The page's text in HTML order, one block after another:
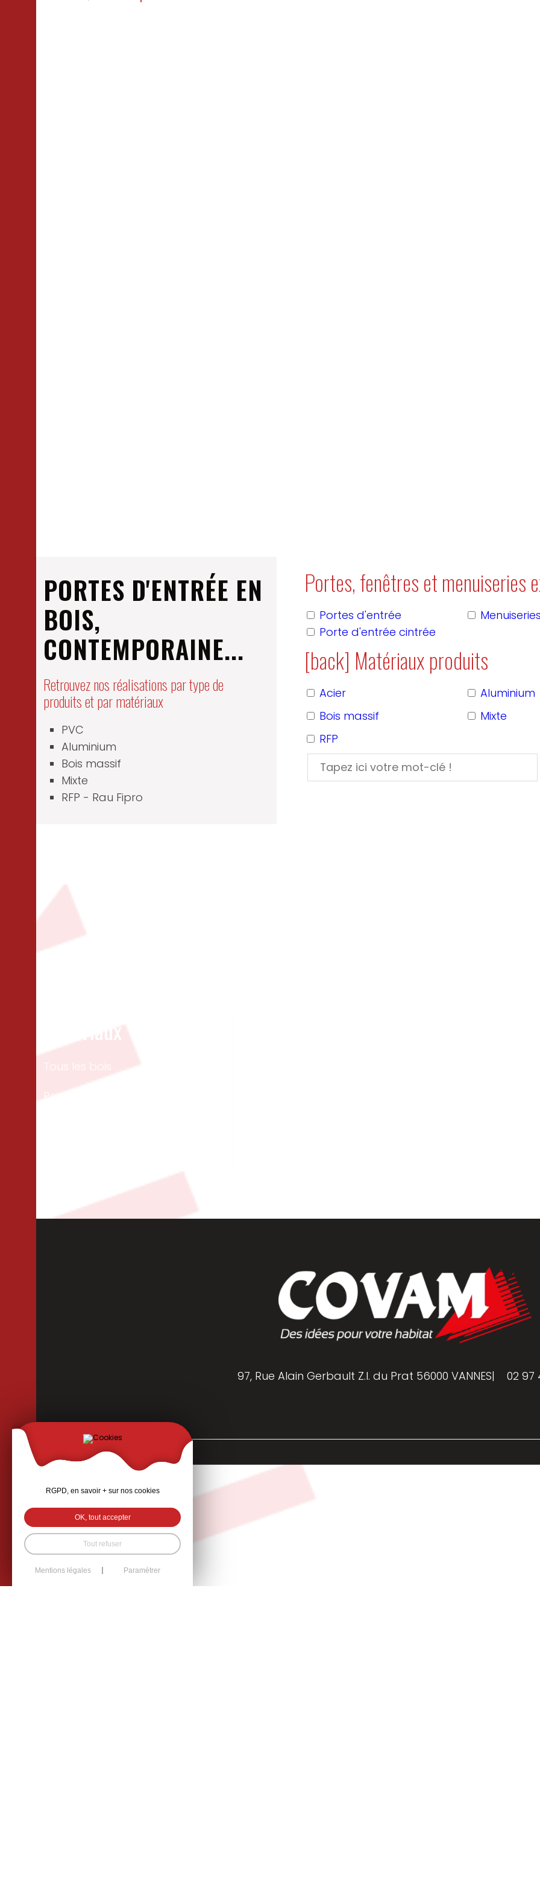
PORTES D'ENTRÉE EN
BOIS,
CONTEMPORAINE...
Retrouvez nos réalisations par type de
produits et par matériaux
PVC
Aluminium
Bois massif
Mixte
RFP - Rau Fipro
Portes, fenêtres et menuiseries
Portes d'entrée
Porte d'entrée cintrée
[back] Matériaux produits
Acier Aluminium
Bois massif
Mixte
RFP
Matériaux
Tous les bois
Panneaux & dalles
97, Rue Alain Gerbault Z.I. du Prat 56000 VANNES| 02 97
COVAM © Tous droits réservés
RGPD, en savoir + sur nos cookies
OK, tout accepter
Tout refuser
Mentions légales Paramétrer